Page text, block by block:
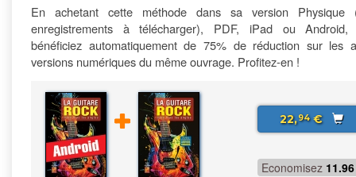
En achetant cette méthode dans sa version Physique
enregistrements à télécharger), PDF, iPad ou Android,
bénéficiez automatiquement de 75% de réduction sur les
versions numériques du même ouvrage. Profitez-en !
22,94€
Economisez 11.96